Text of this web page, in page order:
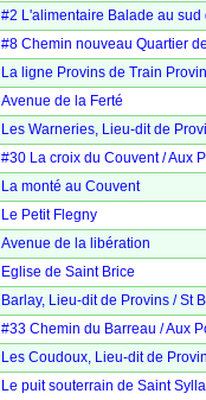
#2 L'alimentaire Balade au sud
#8 Chemin nouveau Quartier
La ligne Provins de Train
Avenue de la Ferté
Les Warneries, Lieu-dit de
#30 La croix du Couvent / Aux
La monté au Couvent
Le Petit Flegny
Avenue de la libération
Eglise de Saint Brice
Barlay, Lieu-dit de Provins / St
#33 Chemin du Barreau / Aux
Les Coudoux, Lieu-dit de
Le puit souterrain de Saint